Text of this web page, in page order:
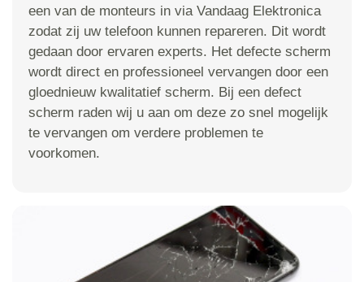
een van de monteurs in via Vandaag Elektronica
zodat zij uw telefoon kunnen repareren. Dit wordt
gedaan door ervaren experts. Het defecte scherm
wordt direct en professioneel vervangen door een
gloednieuw kwalitatief scherm. Bij een defect
scherm raden wij u aan om deze zo snel mogelijk
te vervangen om verdere problemen te
voorkomen.